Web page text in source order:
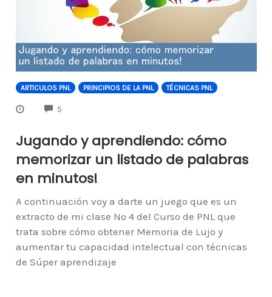
ARTICULOS PNL PRINCIPIOS DE LA PNL TÉCNICAS PNL
5
Jugando y aprendiendo: cómo
memorizar un listado de palabras
en minutos!
A continuación voy a darte un juego que es un
extracto de mi clase Nº 4 del Curso de PNL que
trata sobre cómo obtener Memoria de Lujo y
aumentar tu capacidad intelectual con técnicas
de Súper aprendizaje